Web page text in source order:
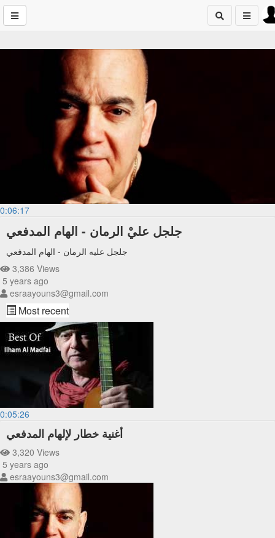
0:06:17
جلجل عليْ الرمان - الهام المدفعي
جلجل عليه الرمان - الهام المدفعي
3,386 Views
5 years ago
esraayouns3@gmail.com
Most recent
0:05:26
أغنية خطار لإلهام المدفعي
3,320 Views
5 years ago
esraayouns3@gmail.com